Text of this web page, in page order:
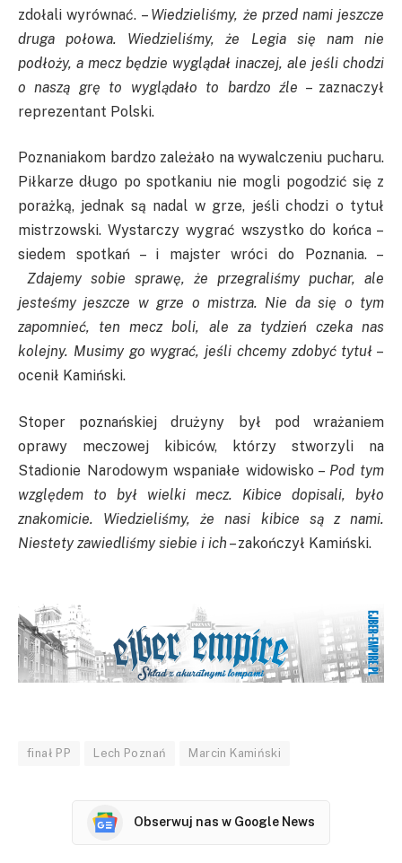
zdołali wyrównać. – Wiedzieliśmy, że przed nami jeszcze
druga połowa. Wiedzieliśmy, że Legia się nam nie
podłoży, a mecz będzie wyglądał inaczej, ale jeśli chodzi
o naszą grę to wyglądało to bardzo źle – zaznaczył
reprezentant Polski.
Poznaniakom bardzo zależało na wywalczeniu pucharu.
Piłkarze długo po spotkaniu nie mogli pogodzić się z
porażką, jednak są nadal w grze, jeśli chodzi o tytuł
mistrzowski. Wystarczy wygrać wszystko do końca –
siedem spotkań – i majster wróci do Poznania. –
Zdajemy sobie sprawę, że przegraliśmy puchar, ale
jesteśmy jeszcze w grze o mistrza. Nie da się o tym
zapomnieć, ten mecz boli, ale za tydzień czeka nas
kolejny. Musimy go wygrać, jeśli chcemy zdobyć tytuł –
ocenił Kamiński.
Stoper poznańskiej drużyny był pod wrażaniem
oprawy meczowej kibiców, którzy stworzyli na
Stadionie Narodowym wspaniałe widowisko – Pod tym
względem to był wielki mecz. Kibice dopisali, było
znakomicie. Wiedzieliśmy, że nasi kibice są z nami.
Niestety zawiedliśmy siebie i ich – zakończył Kamiński.
finał PP Lech Poznań Marcin Kamiński
Obserwuj nas w Google News